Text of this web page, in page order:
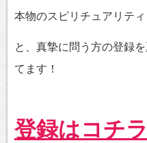
本物のスピリチュアリテ
と、真摯に問う方の登録
てます！
登録はコチ